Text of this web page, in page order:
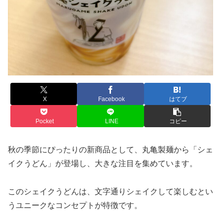
X Facebook はてブ
Pocket LINE コピー
秋の季節にぴったりの新商品として、丸亀製麺から「シェ
イクうどん」が登場し、大きな注目を集めています。
このシェイクうどんは、文字通りシェイクして楽しむとい
うユニークなコンセプトが特徴です。